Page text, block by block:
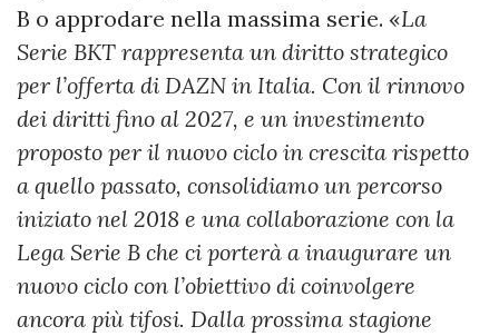
B o approdare nella massima serie. «La
Serie BKT rappresenta un diritto strategico
per l’offerta di DAZN in Italia. Con il rinnovo
dei diritti fino al 2027, e un investimento
proposto per il nuovo ciclo in crescita rispetto
a quello passato, consolidiamo un percorso
iniziato nel 2018 e una collaborazione con la
Lega Serie B che ci porterà a inaugurare un
nuovo ciclo con l’obiettivo di coinvolgere
ancora più tifosi. Dalla prossima stagione